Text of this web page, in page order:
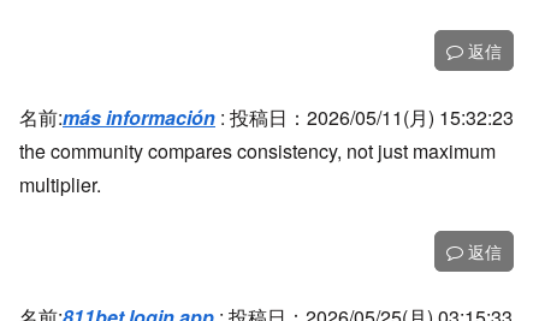
返信
名前:más información : 投稿日：2026/05/11(月) 15:32:23
the community compares consistency, not just maximum
multiplier.
返信